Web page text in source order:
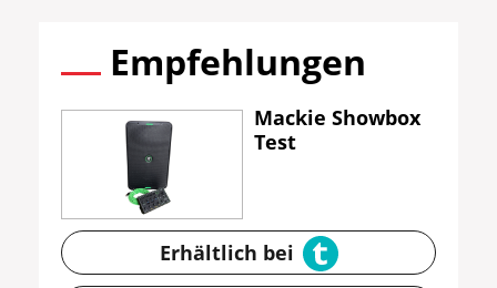
Empfehlungen
Mackie Showbox
Test
Erhältlich bei